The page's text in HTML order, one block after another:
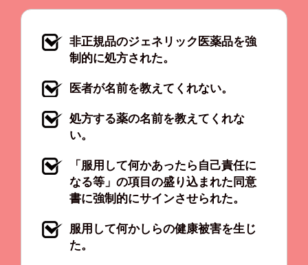
非正規品のジェネリック医薬品を強
制的に処方された。
医者が名前を教えてくれない。
処方する薬の名前を教えてくれな
い。
「服用して何かあったら自己責任に
なる等」の項目の盛り込まれた同意
書に強制的にサインさせられた。
服用して何かしらの健康被害を生じ
た。